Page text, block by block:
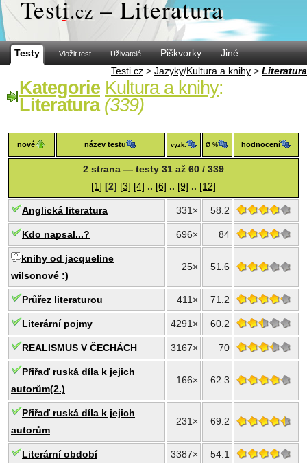
Testi.cz – Literatura
Testy Vložit test Uživatelé Piškvorky
Jiné
Testi.cz > Jazyky/Kultura a knihy > Literatura
Kategorie Kultura a knihy:
Literatura (339)
nové název testu vyzk. Ø % hodnocení
2 strana — testy 31 až 60 / 339
[1] [2] [3] [4] .. [6] .. [9] .. [12]
Anglická literatura 331× 58.2
Kdo napsal...? 696× 84
knihy od jacqueline
wilsonové :)
25× 51.6
Průřez literaturou 411× 71.2
Literární pojmy 4291× 60.2
REALISMUS V ČECHÁCH 3167× 70
Přiřaď ruská díla k jejich
autorům(2.)
166× 62.3
Přiřaď ruská díla k jejich
autorům
231× 69.2
Literární období 3387× 54.1